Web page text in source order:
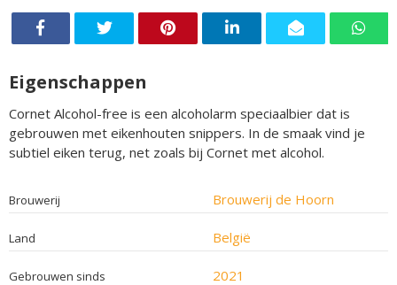
Eigenschappen
Cornet Alcohol-free is een alcoholarm speciaalbier dat is
gebrouwen met eikenhouten snippers. In de smaak vind je
subtiel eiken terug, net zoals bij Cornet met alcohol.
Brouwerij Brouwerij de Hoorn
Land België
Gebrouwen sinds 2021